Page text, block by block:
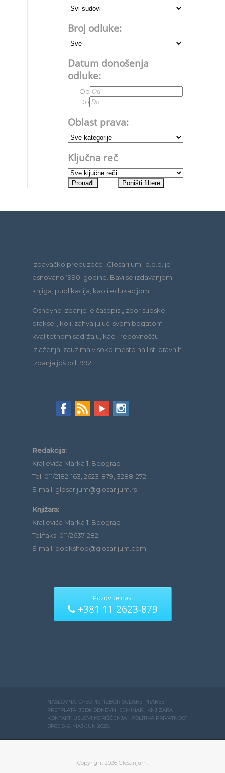
Broj odluke:
Datum donošenja
odluke:
Od
Do
Oblast prava:
Ključna reč
Izdavačko preduzeće „Glosarijum“ d.o.o. je
osnovano 1990. godine. Bavi se izdavanjem
knjiga, publikacija, kao i edukacijom.
Osnovno izdanje je časopis „Izbor sudske
prakse“, koji, zahvaljujući svom bogatom i
kvalitetnom sadržaju, kao i redovnošću
izlaženja, zauzima visoko mesto na listi pravnih
izdanja još od 1992.
Redakcija:
Kraljevića Marka 1, Beograd
Tel: 011/2182-163, 2623-879, 3288-272
E-mail: glosarijum@glosarijum.rs
Knjižara:
Kraljevića Marka 1, Beograd
Tel/faks: 011/2637-282
E-mail: bookshop@glosarijum.com
Pozovite nas:
+381 11 2623-879
NASLOVNA ČASOPIS “IZBOR SUDSKE PRAKSE”
PRETPLATA JEDNODNEVNI SEMINARI KNJIŽARA
KONTAKT USLOVI KORIŠĆENJA I POLITIKA PRIVATNOSTI
BROJ 5-6, MAJ-JUN 2025.
Copyright 2026 Glosarijum.